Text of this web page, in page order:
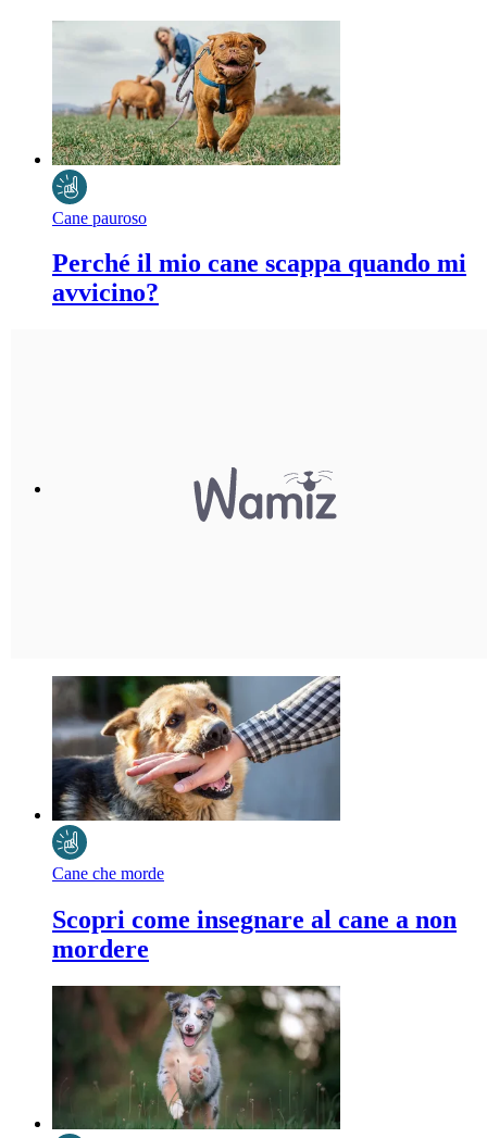
Cane pauroso
Perché il mio cane scappa quando mi
avvicino?
Cane che morde
Scopri come insegnare al cane a non
mordere